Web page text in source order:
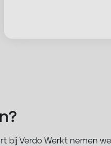
bij Verdo Werkt nemen